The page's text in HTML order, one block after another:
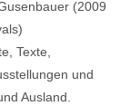
(2009
Texte,
und
Ausland.